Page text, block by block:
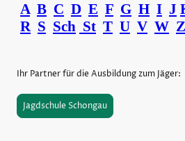
A B C D E F G H I J
R S Sch St T U V W Z
Ihr Partner für die Ausbildung zum Jäger:
Jagdschule Schongau